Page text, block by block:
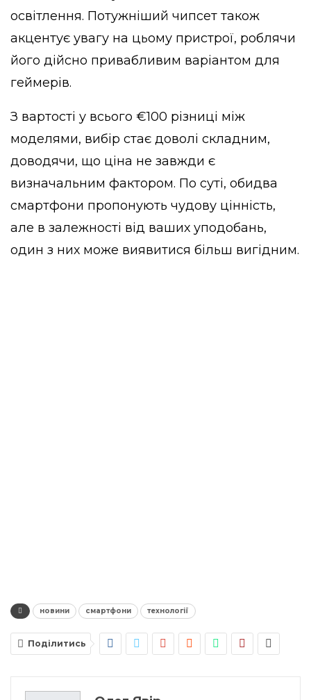
освітлення. Потужніший чипсет також
акцентує увагу на цьому пристрої, роблячи
його дійсно привабливим варіантом для
геймерів.
З вартості у всього €100 різниці між
моделями, вибір стає доволі складним,
доводячи, що ціна не завжди є
визначальним фактором. По суті, обидва
смартфони пропонують чудову цінність,
але в залежності від ваших уподобань,
один з них може виявитися більш вигідним.
новини смартфони технології
Поділитись